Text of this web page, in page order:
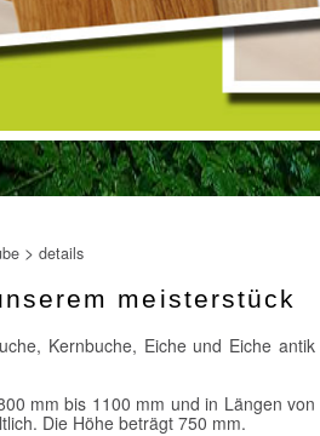
> details
meisterstück
Kernbuche, Eiche und Eiche antik
mm bis 1100 mm und in Längen von
Die Höhe beträgt 750 mm.